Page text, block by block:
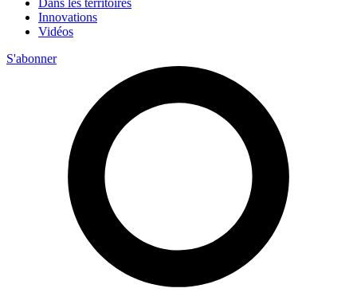
Dans les territoires
Innovations
Vidéos
S'abonner